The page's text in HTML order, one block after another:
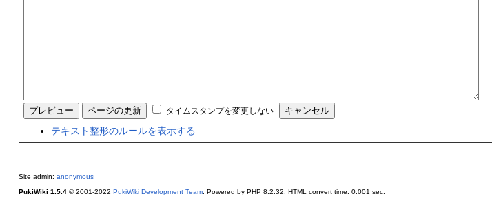
タイムスタンプを変更しない
テキスト整形のルールを表示する
Site admin: anonymous
PukiWiki 1.5.4© 2001-2022 PukiWiki Development Team. Powered by PHP 8.2.32. HTML convert time: 0.001 sec.